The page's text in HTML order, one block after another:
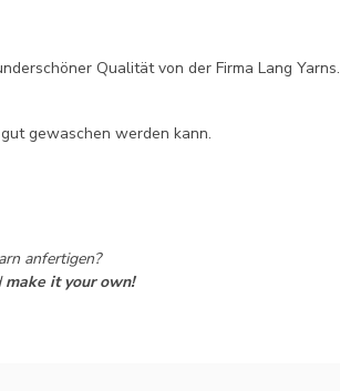
Qualität von der Firma Lang Yarns.
gewaschen werden kann.
anfertigen?
make it your own!